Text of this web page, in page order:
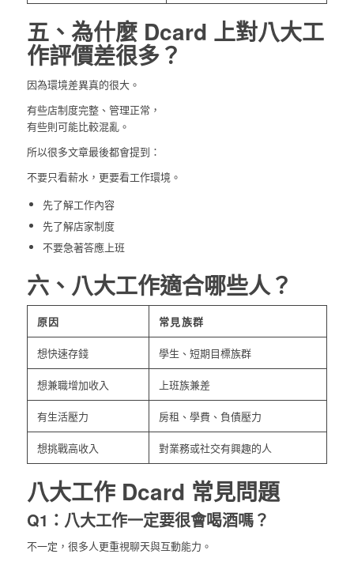
五、為什麼 Dcard 上對八大工
作評價差很多？
因為環境差異真的很大。
有些店制度完整、管理正常，
有些則可能比較混亂。
所以很多文章最後都會提到：
不要只看薪水，更要看工作環境。
先了解工作內容
先了解店家制度
不要急著答應上班
六、八大工作適合哪些人？
原因 常見族群
想快速存錢 學生、短期目標族群
想兼職增加收入 上班族兼差
有生活壓力 房租、學費、負債壓力
想挑戰高收入 對業務或社交有興趣的人
八大工作 Dcard 常見問題
Q1：八大工作一定要很會喝酒嗎？
不一定，很多人更重視聊天與互動能力。